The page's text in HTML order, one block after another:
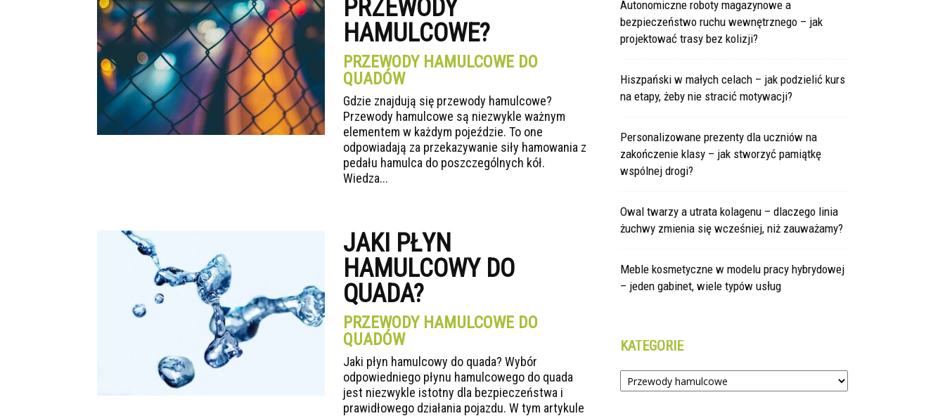
PRZEWODY
HAMULCOWE?
PRZEWODY HAMULCOWE DO
QUADÓW
Gdzie znajdują się przewody hamulcowe?
Przewody hamulcowe są niezwykle ważnym
elementem w każdym pojeździe. To one
odpowiadają za przekazywanie siły hamowania z
pedału hamulca do poszczególnych kół.
Wiedza...
JAKI PŁYN
HAMULCOWY DO
QUADA?
PRZEWODY HAMULCOWE DO
QUADÓW
Jaki płyn hamulcowy do quada? Wybór
odpowiedniego płynu hamulcowego do quada
jest niezwykle istotny dla bezpieczeństwa i
prawidłowego działania pojazdu. W tym artykule
Autonomiczne roboty magazynowe a
bezpieczeństwo ruchu wewnętrznego – jak
projektować trasy bez kolizji?
Hiszpański w małych celach – jak podzielić kurs
na etapy, żeby nie stracić motywacji?
Personalizowane prezenty dla uczniów na
zakończenie klasy – jak stworzyć pamiątkę
wspólnej drogi?
Owal twarzy a utrata kolagenu – dlaczego linia
żuchwy zmienia się wcześniej, niż zauważamy?
Meble kosmetyczne w modelu pracy hybrydowej
– jeden gabinet, wiele typów usług
KATEGORIE
Kategorie